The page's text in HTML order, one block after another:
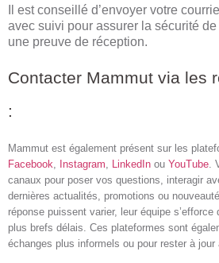
Il est conseillé d’envoyer votre
avec suivi pour assurer la sécurité
une preuve de réception.
Contacter Mammut via les
:
Mammut est également présent sur les
Facebook, Instagram, LinkedIn ou YouTube.
canaux pour poser vos questions, interagir
dernières actualités, promotions ou
réponse puissent varier, leur équipe
plus brefs délais. Ces plateformes sont
échanges plus informels ou pour rester à jour